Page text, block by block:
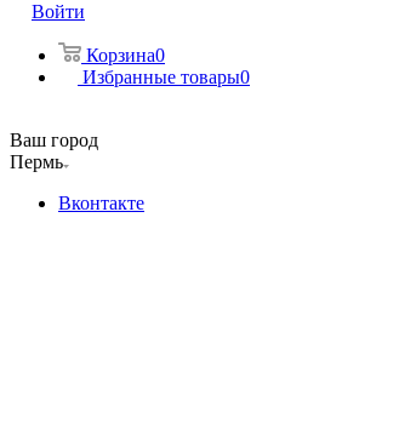
Войти
Корзина0
Избранные товары0
Ваш город
Пермь
Вконтакте